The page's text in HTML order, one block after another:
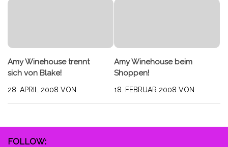
Amy Winehouse trennt
sich von Blake!
28. APRIL 2008 VON
Amy Winehouse beim
Shoppen!
18. FEBRUAR 2008 VON
FOLLOW: